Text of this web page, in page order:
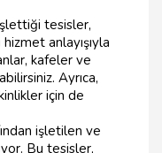
tesisler,
anlayışıyla
kafeler ve
Ayrıca,
için de
işletilen ve
Bu tesisler,